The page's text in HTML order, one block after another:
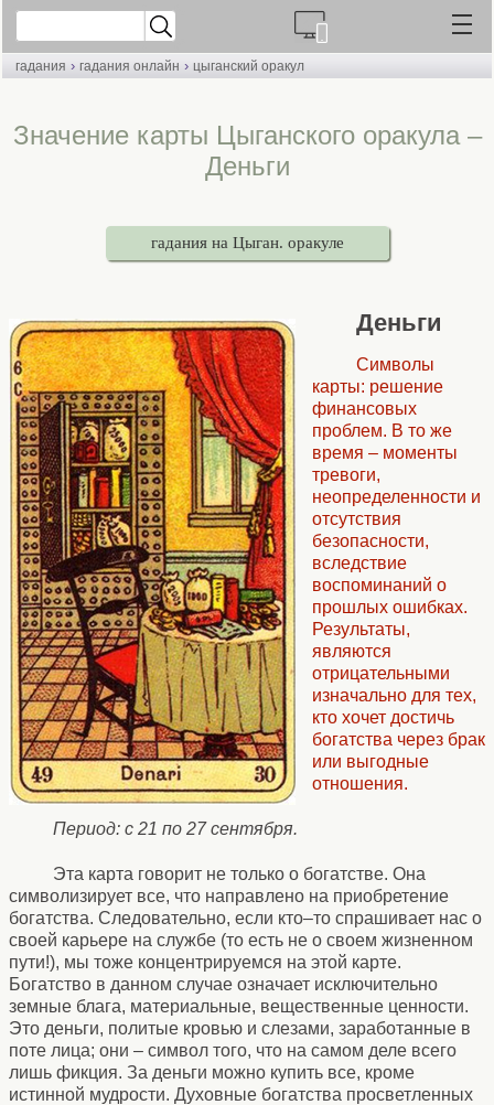
гадания › гадания онлайн › цыганский оракул
Значение карты Цыганского оракула –
Деньги
гадания на Цыган. оракуле
Деньги
Символы
карты: решение
финансовых
проблем. В то же
время – моменты
тревоги,
неопределенности и
отсутствия
безопасности,
вследствие
воспоминаний о
прошлых ошибках.
Результаты,
являются
отрицательными
изначально для тех,
кто хочет достичь
богатства через брак
или выгодные
отношения.
Период: с 21 по 27 сентября.
Эта карта говорит не только о богатстве. Она
символизирует все, что направлено на приобретение
богатства. Следовательно, если кто–то спрашивает нас о
своей карьере на службе (то есть не о своем жизненном
пути!), мы тоже концентрируемся на этой карте.
Богатство в данном случае означает исключительно
земные блага, материальные, вещественные ценности.
Это деньги, политые кровью и слезами, заработанные в
поте лица; они – символ того, что на самом деле всего
лишь фикция. За деньги можно купить все, кроме
истинной мудрости. Духовные богатства просветленных